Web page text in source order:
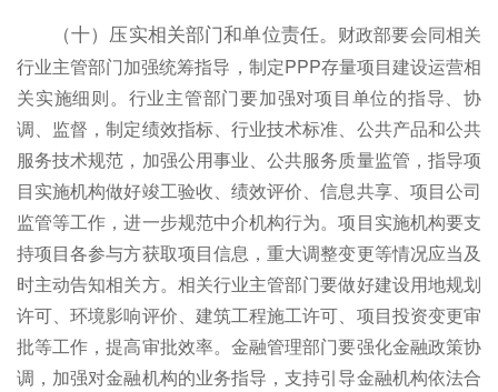
（十）压实相关部门和单位责任。 财政部要会同相关
行业主管部门加强统筹指导，制定PPP存量项目建设运营相
关实施细则。行业主管部门要加强对项目单位的指导、协
调、监督，制定绩效指标、行业技术标准、公共产品和公共
服务技术规范，加强公用事业、公共服务质量监管，指导项
目实施机构做好竣工验收、绩效评价、信息共享、项目公司
监管等工作，进一步规范中介机构行为。项目实施机构要支
持项目各参与方获取项目信息，重大调整变更等情况应当及
时主动告知相关方。相关行业主管部门要做好建设用地规划
许可、环境影响评价、建筑工程施工许可、项目投资变更审
批等工作，提高审批效率。金融管理部门要强化金融政策协
调，加强对金融机构的业务指导，支持引导金融机构依法合